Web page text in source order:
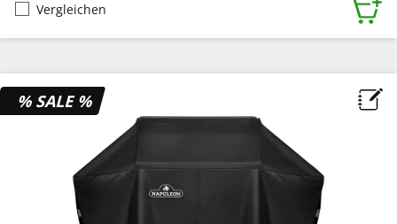
Vergleichen
% SALE %